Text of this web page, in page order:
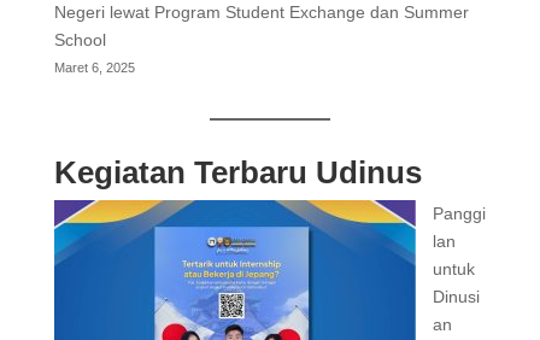
Negeri lewat Program Student Exchange dan Summer
School
Maret 6, 2025
Kegiatan Terbaru Udinus
Panggi
lan
untuk
Dinusi
an